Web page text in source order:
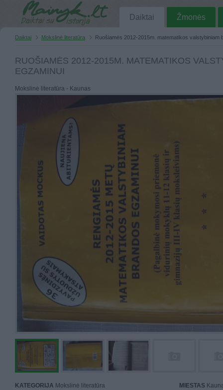
Daiktai Žmonės
Daiktai Mokslinė literatūra Ruošiamės 2012-2015m. matematikos valstybiniam
RUOŠIAMĖS 2012-2015M. MATEMATIKOS
EGZAMINUI
Mokslinė literatūra - Kaunas
KATEGORIJA Mokslinė literatūra MIESTAS